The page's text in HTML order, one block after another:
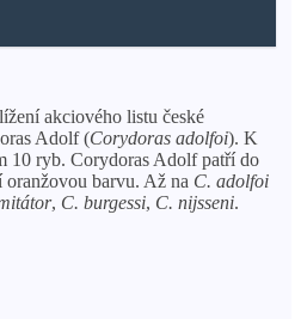
akciového listu české
Adolf (Corydoras adolfoi). K
10 ryb. Corydoras Adolf patří do
barvu. Až na C. adolfoi
, C. burgessi, C. nijsseni.